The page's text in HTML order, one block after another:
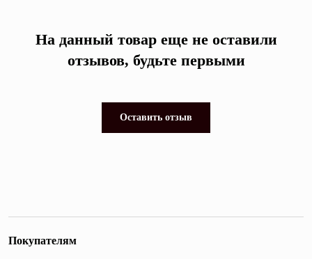
На данный товар еще не оставили
отзывов, будьте первыми
Оставить отзыв
Покупателям